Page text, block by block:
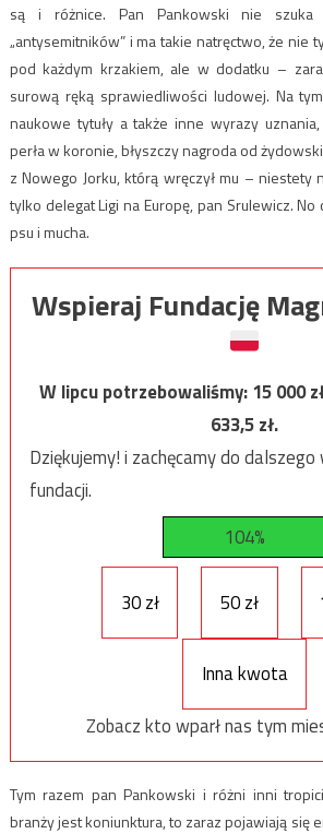
są i różnice. Pan Pankowski nie szuka
„antysemitników” i ma takie natręctwo, że nie
pod każdym krzakiem, ale w dodatku –
surową ręką sprawiedliwości ludowej. Na
naukowe tytuły a także inne wyrazy
perła w koronie, błyszczy nagroda od
z Nowego Jorku, którą wręczył mu – niestety
tylko delegat Ligi na Europę, pan Srulewicz.
psu i mucha.
Wspieraj Fundację
W lipcu potrzebowaliśmy:15 000
633,5zł.
Dziękujemy! i zachęcamy do
fundacji.
104%
30 zł 50 zł
Inna kwota
Zobacz kto wparł nas tym
Tym razem pan Pankowski i różni inni
branży jest koniunktura, to zaraz pojawiają się